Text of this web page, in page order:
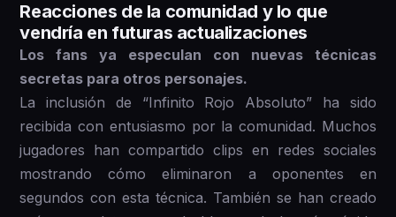
Reacciones de la comunidad y lo que
vendría en futuras actualizaciones
Los fans ya especulan con nuevas técnicas
secretas para otros personajes.
La inclusión de “Infinito Rojo Absoluto” ha sido
recibida con entusiasmo por la comunidad. Muchos
jugadores han compartido clips en redes sociales
mostrando cómo eliminaron a oponentes en
segundos con esta técnica. También se han creado